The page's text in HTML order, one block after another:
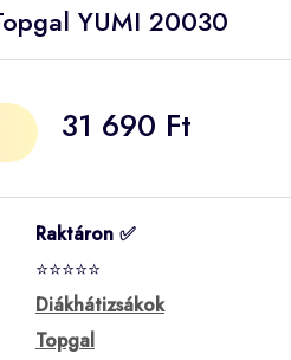
YUMI 20030
31 690 Ft
Raktáron ✅
⭐⭐⭐⭐⭐
Diákhátizsákok
Topgal